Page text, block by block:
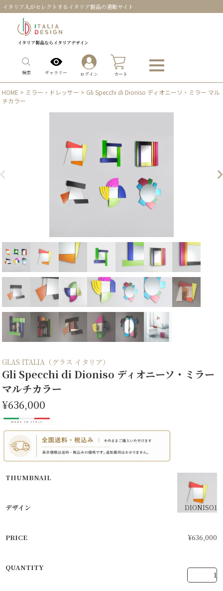
イタリア人がセレクトするイタリア製品の通販サイト
イタリア製品ならイタリアデザイン
検索 ギャラリー ログイン カート
HOME > ミラー・ドレッサー > Gli Specchi di Dioniso ディオニーソ・ミラー マル
チカラー
GLAS ITALIA（グラス イタリア）
Gli Specchi di Dioniso ディオニーソ・ミラー
マルチカラー
¥636,000
DIONISO1
¥636,000